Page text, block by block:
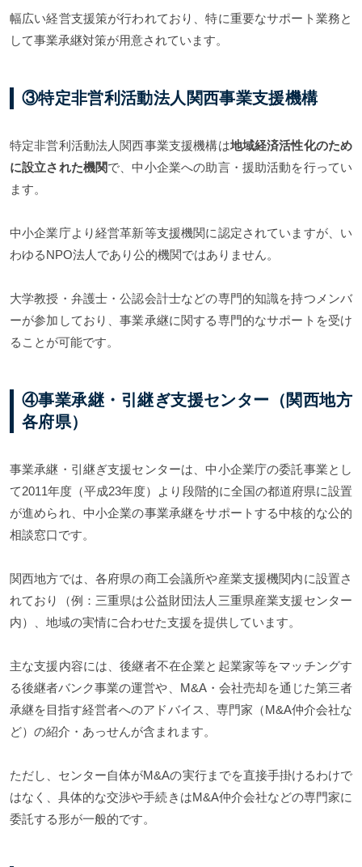
幅広い経営支援策が行われており、特に重要なサポート業務と
して事業承継対策が用意されています。
③特定非営利活動法人関西事業支援機構
特定非営利活動法人関西事業支援機構は地域経済活性化のため
に設立された機関で、中小企業への助言・援助活動を行ってい
ます。
中小企業庁より経営革新等支援機関に認定されていますが、い
わゆるNPO法人であり公的機関ではありません。
大学教授・弁護士・公認会計士などの専門的知識を持つメンバ
ーが参加しており、事業承継に関する専門的なサポートを受け
ることが可能です。
④事業承継・引継ぎ支援センター（関西地方
各府県）
事業承継・引継ぎ支援センターは、中小企業庁の委託事業とし
て2011年度（平成23年度）より段階的に全国の都道府県に設置
が進められ、中小企業の事業承継をサポートする中核的な公的
相談窓口です。
関西地方では、各府県の商工会議所や産業支援機関内に設置さ
れており（例：三重県は公益財団法人三重県産業支援センター
内）、地域の実情に合わせた支援を提供しています。
主な支援内容には、後継者不在企業と起業家等をマッチングす
る後継者バンク事業の運営や、M&A・会社売却を通じた第三者
承継を目指す経営者へのアドバイス、専門家（M&A仲介会社な
ど）の紹介・あっせんが含まれます。
ただし、センター自体がM&Aの実行までを直接手掛けるわけで
はなく、具体的な交渉や手続きはM&A仲介会社などの専門家に
委託する形が一般的です。